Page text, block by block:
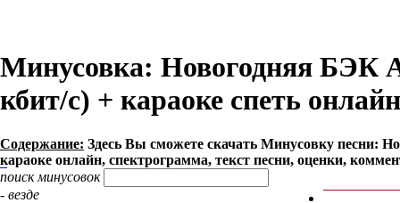
Минусовка: Новогодняя БЭК
кбит/с) + караоке спеть онлайн
Содержание: Здесь Вы сможете cкачать Минусовку песни:
караоке онлайн, спектрограмма, текст песни, оценки,
поиск минусовок
- везде